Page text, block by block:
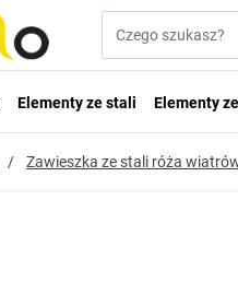
Elementy ze stali Elementy
/ Zawieszka ze stali róża